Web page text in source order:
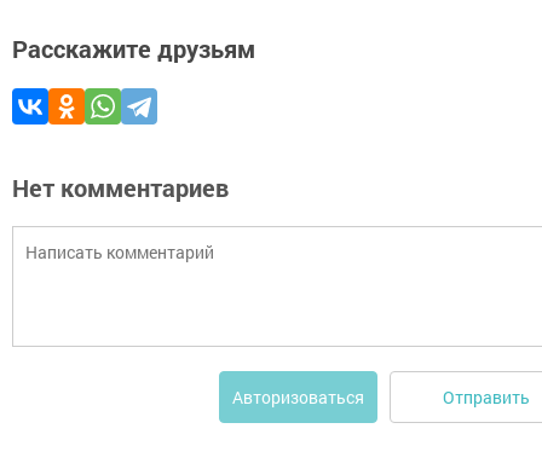
Расскажите друзьям
Нет комментариев
Авторизоваться Отправить